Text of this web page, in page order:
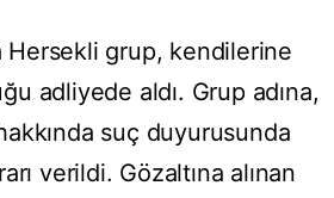
Hersekli grup, kendilerine
adliyede aldı. Grup adına,
suç duyurusunda
verildi. Gözaltına alınan